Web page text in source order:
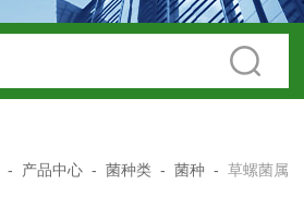
- 产品中心 - 菌种类 - 菌种 - 草螺菌属